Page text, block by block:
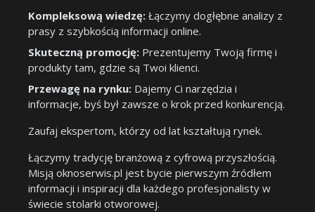
Kompleksową wiedzę: Łączymy dogłębne analizy z
prasy z szybkością informacji online.
Skuteczną promocję: Prezentujemy Twoją firmę i
produkty tam, gdzie są Twoi klienci.
Przewagę na rynku: Dajemy Ci narzędzia i
informacje, byś był zawsze o krok przed konkurencją.
Zaufaj ekspertom, którzy od lat kształtują rynek.
Łączymy tradycję branżową z cyfrową przyszłością.
Misją oknoserwis.pl jest bycie pierwszym źródłem
informacji i inspiracji dla każdego profesjonalisty w
świecie stolarki otworowej.